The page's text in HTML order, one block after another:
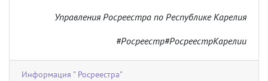
Управления Росреестра по Республике Карелия
#Росреестр#РосреестрКарелии
Информация " Росреестра"